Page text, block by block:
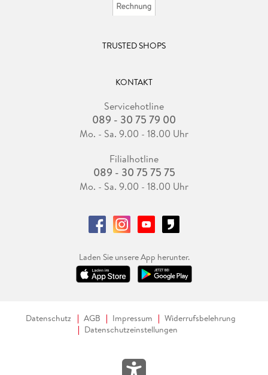
TRUSTED SHOPS
KONTAKT
Servicehotline
089 - 30 75 79 00
Mo. - Sa. 9.00 - 18.00 Uhr
Filialhotline
089 - 30 75 75 75
Mo. - Sa. 9.00 - 18.00 Uhr
Laden Sie unsere App herunter.
Datenschutz AGB Impressum
Widerrufsbelehrung
Datenschutzeinstellungen